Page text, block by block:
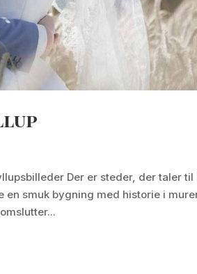
Der er steder, der taler
en smuk bygning med historie i